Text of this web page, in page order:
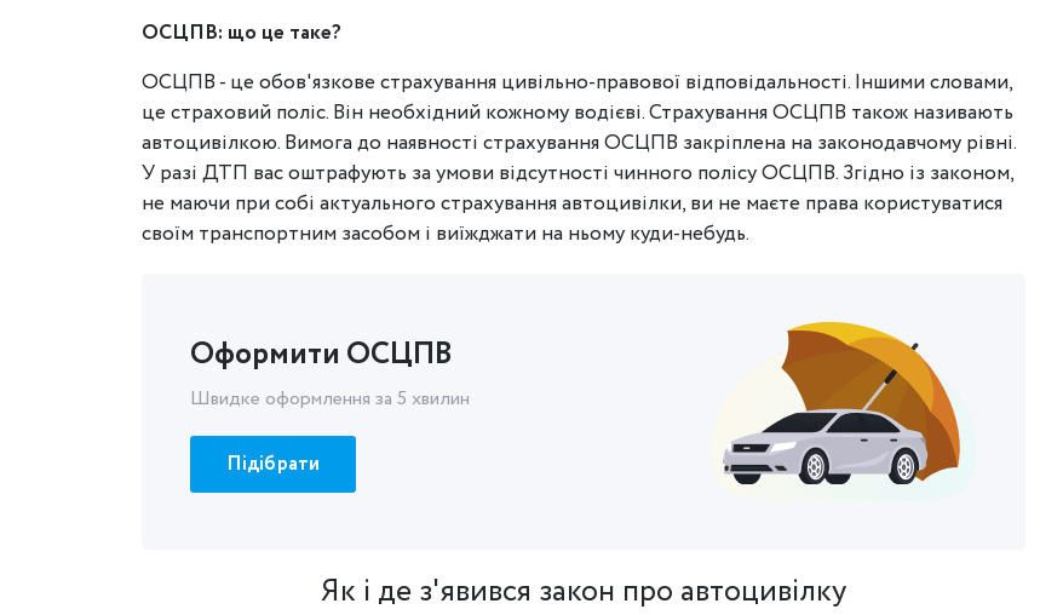
ОСЦПВ: що це таке?
ОСЦПВ - це обов'язкове страхування цивільно-правової відповідальності. Іншими словами,
це страховий поліс. Він необхідний кожному водієві. Страхування ОСЦПВ також називають
автоцивілкою. Вимога до наявності страхування ОСЦПВ закріплена на законодавчому рівні.
У разі ДТП вас оштрафують за умови відсутності чинного полісу ОСЦПВ. Згідно із законом,
не маючи при собі актуального страхування автоцивілки, ви не маєте права користуватися
своїм транспортним засобом і виїжджати на ньому куди-небудь.
Оформити ОСЦПВ
Швидке оформлення за 5 хвилин
Підібрати
Як і де з'явився закон про автоцивілку